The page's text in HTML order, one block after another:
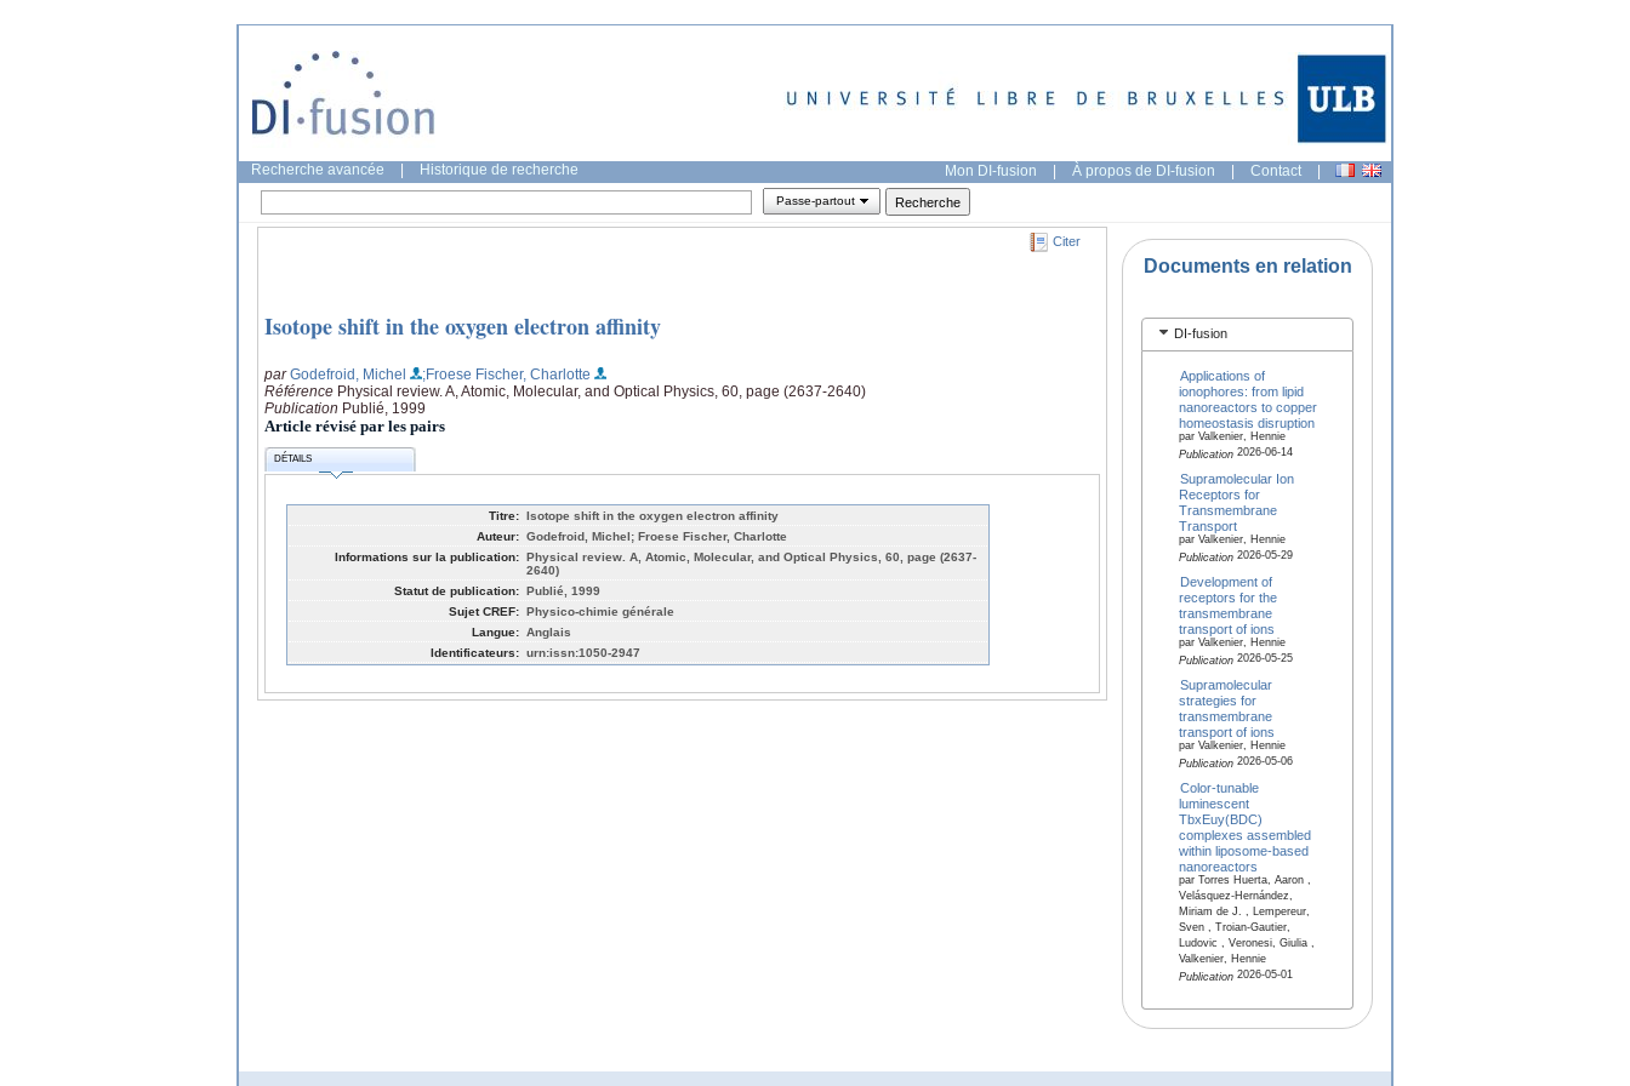
Recherche avancée Historique de recherche Mon DI-fusion | À propos de DI-fusion | Contact |
Passe-partout
Citer
Isotope shift in the oxygen electron affinity
parGodefroid, Michel
;Froese Fischer, Charlotte
Référence Physical review. A, Atomic, Molecular, and Optical Physics, 60, page (2637-2640)
Publication Publié, 1999
Article révisé par les pairs
DÉTAILS
Titre: Isotope shift in the oxygen electron affinity
Auteur: Godefroid, Michel; Froese Fischer, Charlotte
Informations sur la publication: Physical review. A, Atomic, Molecular, and Optical Physics, 60, page (2637-
2640)
Statut de publication: Publié, 1999
Sujet CREF: Physico-chimie générale
Langue: Anglais
Identificateurs: urn:issn:1050-2947
Documents en relation
DI-fusion
Applications of
ionophores: from lipid
nanoreactors to copper
homeostasis disruption
par Valkenier, Hennie
Publication2026-06-14
Supramolecular Ion
Receptors for
Transmembrane
Transport
par Valkenier, Hennie
Publication2026-05-29
Development of
receptors for the
transmembrane
transport of ions
par Valkenier, Hennie
Publication2026-05-25
Supramolecular
strategies for
transmembrane
transport of ions
par Valkenier, Hennie
Publication2026-05-06
Color-tunable
luminescent
TbxEuy(BDC)
complexes assembled
within liposome-based
nanoreactors
par Torres Huerta, Aaron ,
Velásquez-Hernández,
Miriam de J. , Lempereur,
Sven , Troian‐Gautier,
Ludovic , Veronesi, Giulia ,
Valkenier, Hennie
Publication2026-05-01